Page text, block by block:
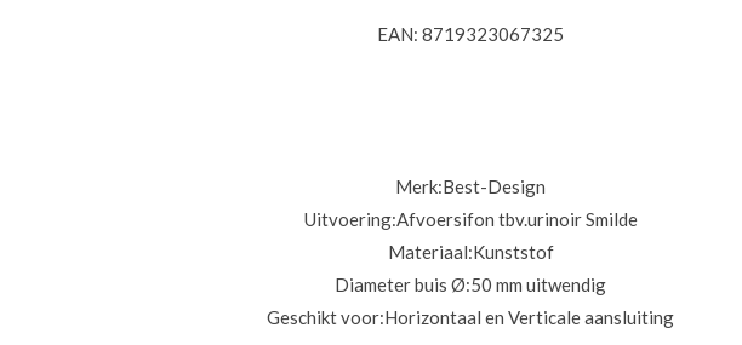
EAN: 8719323067325
Merk:Best-Design
Uitvoering:Afvoersifon tbv.urinoir Smilde
Materiaal:Kunststof
Diameter buis Ø:50 mm uitwendig
Geschikt voor:Horizontaal en Verticale aansluiting